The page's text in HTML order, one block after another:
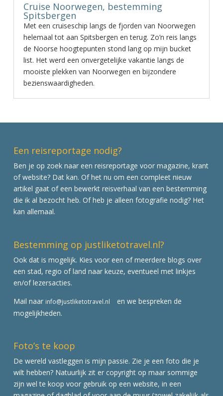
Cruise Noorwegen, bestemming
Spitsbergen
Met een cruiseschip langs de fjorden van Noorwegen
helemaal tot aan Spitsbergen en terug. Zo’n reis langs
de Noorse hoogtepunten stond lang op mijn bucket
list. Het werd een onvergetelijke vakantie langs de
mooiste plekken van Noorwegen en bijzondere
bezienswaardigheden.
Een reisreportage nodig?
Ben je op zoek naar een reisreportage voor magazine, krant
of website? Dat kan. Of het nu om een compleet nieuw
artikel gaat of een bewerkt reisverhaal van een bestemming
die ik al bezocht heb. Of heb je alleen fotografie nodig? Het
kan allemaal.
Bestemming op justliketotravel.nl?
Ook dat is mogelijk. Kies voor een of meerdere blogs over
een stad, regio of land naar keuze, eventueel met linkjes
en/of lezersacties.
Mail naar info@justliketotravel.nl
en we bespreken de
mogelijkheden.
Foto’s te koop
De wereld vastleggen is mijn passie. Zie je een foto die je
wilt hebben? Natuurlijk zit er copyright op maar sommige
zijn wel te koop voor gebruik op een website, in een